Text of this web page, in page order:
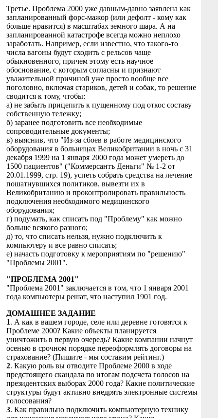
Третье. Проблема 2000 уже давным-давно заявлена как
запланированный форс-мажор (или дефолт - кому как
больше нравится) в масштабах земного шара. А на
запланированной катастрофе всегда можно неплохо
заработать. Например, если известно, что такого-то
числа вагоны будут сходить с рельсов чаще
обыкновенного, причем этому есть научное
обоснование, с которым согласны и признают
уважительной причиной уже просто вообще все
поголовно, включая стариков, детей и собак, то решение
сводится к тому, чтобы:
а) не забыть прицепить к пущенному под откос составу
собственную тележку;
б) заранее подготовить все необходимые
сопроводительные документы;
в) выяснив, что "Из-за сбоев в работе медицинского
оборудования в больницах Великобритании в ночь с 31
декабря 1999 на 1 января 2000 года может умереть до
1500 пациентов" ("Коммерсантъ Деньги" № 1-2 от
20.01.1999, стр. 19), успеть собрать средства на лечение
пошатнувшихся политиков, вывезти их в
Великобританию и проконтролировать правильность
подключения необходимого медицинского
оборудования;
г) подумать, как списать под "Проблему" как можно
больше всякого разного;
д) то, что списать нельзя, нужно подключить к
компьютеру и все равно списать;
е) начасть подготовку к мероприятиям по "решению"
"Проблемы 2001".
"ПРОБЛЕМА 2001"
"Проблема 2001" заключается в том, что 1 января 2001
года компьютеры решат, что наступил 1901 год.
ДОМАШНЕЕ ЗАДАНИЕ
1. А как в вашем городе, селе или деревне готовятся к
Проблеме 2000? Какие объекты планируется
уничтожить в первую очередь? Какие компании начнут
осенью в срочном порядке переоформлять договоры на
страхование? (Пишите - мы составим рейтинг.)
2. Какую роль вы отводите Проблеме 2000 в ходе
предстоящего скандала по итогам подсчета голосов на
президентских выборах 2000 года? Какие политические
структуры будут активно внедрять электронные системы
голосования?
3. Как правильно подключить компьютерную технику